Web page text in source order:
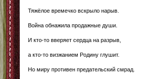
Тяжёлое времечко вскрыло нарыв.
Война обнажила продажные души.
И кто-то вверяет сердца на разрыв,
а кто-то визжанием Родину глушит.
Но миру противен предательский смрад.